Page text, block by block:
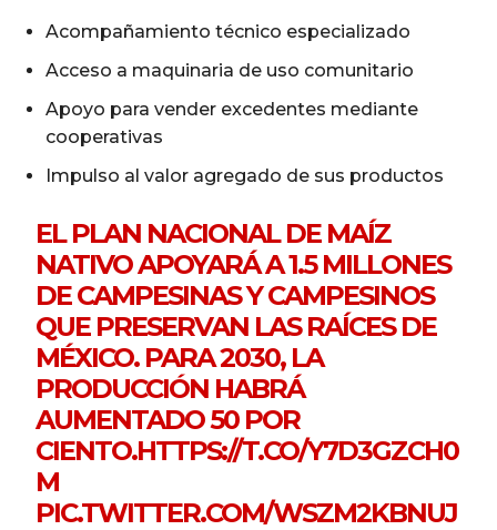
Acompañamiento técnico especializado
Acceso a maquinaria de uso comunitario
Apoyo para vender excedentes mediante
cooperativas
Impulso al valor agregado de sus productos
EL PLAN NACIONAL DE MAÍZ
NATIVO APOYARÁ A 1.5 MILLONES
DE CAMPESINAS Y CAMPESINOS
QUE PRESERVAN LAS RAÍCES DE
MÉXICO. PARA 2030, LA
PRODUCCIÓN HABRÁ
AUMENTADO 50 POR
CIENTO.HTTPS://T.CO/Y7D3GZCH0
M
PIC.TWITTER.COM/WSZM2KBNUJ